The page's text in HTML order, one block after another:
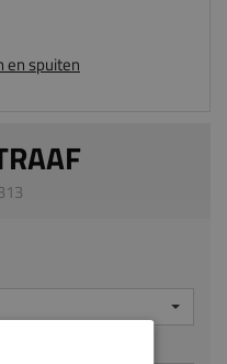
en spuiten